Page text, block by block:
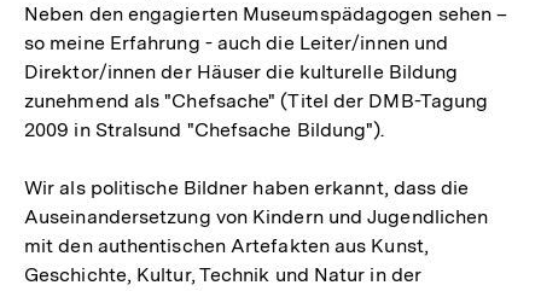
Neben den engagierten Museumspädagogen sehen –
so meine Erfahrung - auch die Leiter/innen und
Direktor/innen der Häuser die kulturelle Bildung
zunehmend als "Chefsache" (Titel der DMB-Tagung
2009 in Stralsund "Chefsache Bildung").
Wir als politische Bildner haben erkannt, dass die
Auseinandersetzung von Kindern und Jugendlichen
mit den authentischen Artefakten aus Kunst,
Geschichte, Kultur, Technik und Natur in der